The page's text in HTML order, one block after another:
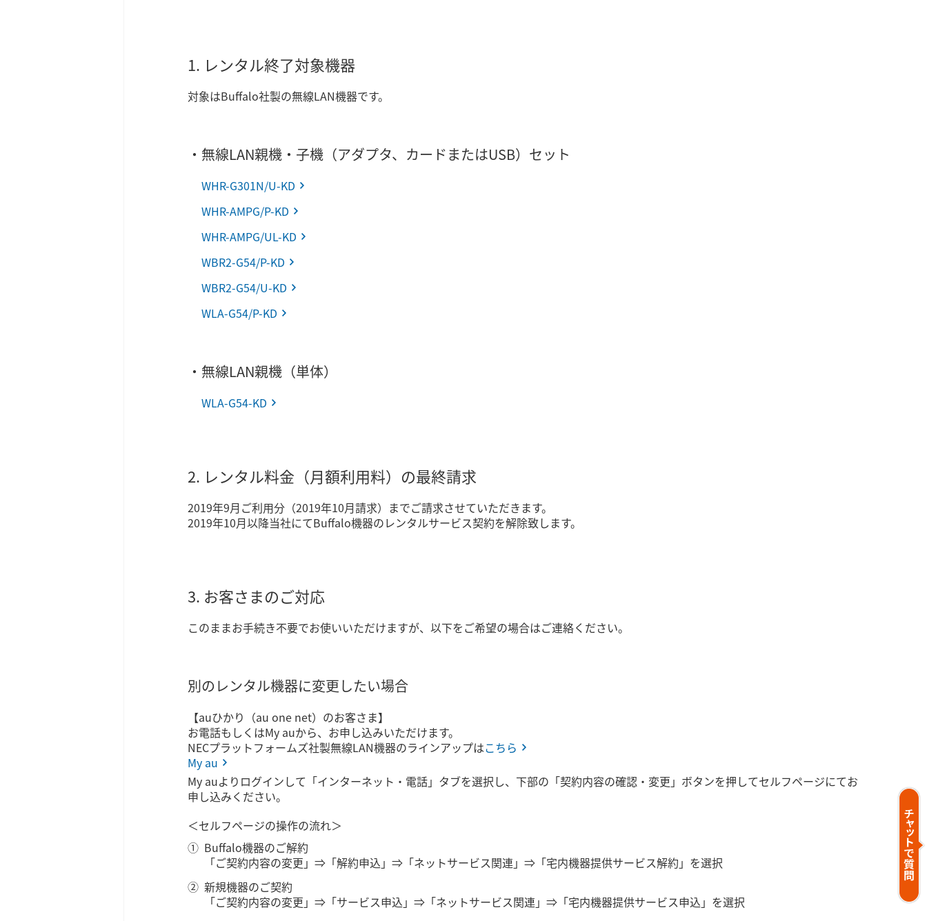
1. レンタル終了対象機器
対象はBuffalo社製の無線LAN機器です。
・無線LAN親機・子機（アダプタ、カードまたはUSB）セット
WHR-G301N/U-KD
WHR-AMPG/P-KD
WHR-AMPG/UL-KD
WBR2-G54/P-KD
WBR2-G54/U-KD
WLA-G54/P-KD
・無線LAN親機（単体）
WLA-G54-KD
2. レンタル料金（月額利用料）の最終請求
2019年9月ご利用分（2019年10月請求）までご請求させていただきます。
2019年10月以降当社にてBuffalo機器のレンタルサービス契約を解除致します。
3. お客さまのご対応
このままお手続き不要でお使いいただけますが、以下をご希望の場合はご連絡ください。
別のレンタル機器に変更したい場合
【auひかり（au one net）のお客さま】
お電話もしくはMy auから、お申し込みいただけます。
NECプラットフォームズ社製無線LAN機器のラインアップはこちら
My au
My auよりログインして「インターネット・電話」タブを選択し、下部の「契約内容の確認・変更」ボタンを押してセルフページにてお
申し込みください。
＜セルフページの操作の流れ＞
Buffalo機器のご解約
「ご契約内容の変更」⇒「解約申込」⇒「ネットサービス関連」⇒「宅内機器提供サービス解約」を選択
新規機器のご契約
「ご契約内容の変更」⇒「サービス申込」⇒「ネットサービス関連」⇒「宅内機器提供サービス申込」を選択